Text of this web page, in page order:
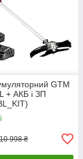
GTM
+ АКБ і ЗП
10 998 ₴